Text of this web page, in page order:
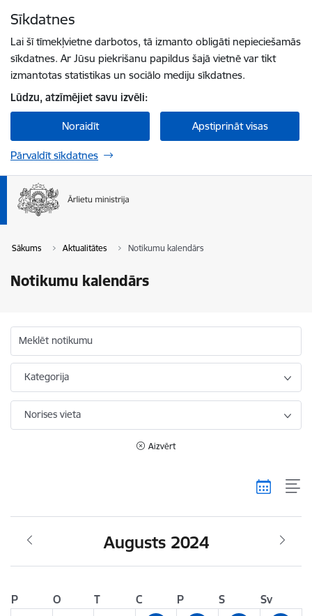
Sīkdatnes
Lai šī tīmekļvietne darbotos, tā izmanto obligāti nepieciešamās
sīkdatnes. Ar Jūsu piekrišanu papildus šajā vietnē var tikt
izmantotas statistikas un sociālo mediju sīkdatnes.
Lūdzu, atzīmējiet savu izvēli:
Noraidīt Apstiprināt visas
Pārvaldīt sīkdatnes
Sākums Aktualitātes Notikumu kalendārs
Notikumu kalendārs
Meklēt notikumu
Kategorija
Norises vieta
Aizvērt
Augusts 2024
P O T C P S
Sv